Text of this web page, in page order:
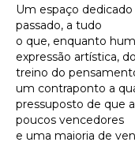
Um espaço
passado, a tudo
o que, enquanto
expressão artística,
treino do
um contraponto a
pressuposto de que
poucos vencedores
e uma maioria de